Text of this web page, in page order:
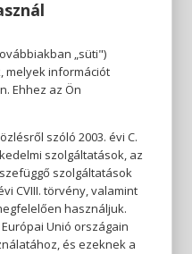
„süti")
melyek információt
Ehhez az Ön
szóló 2003. évi C.
szolgáltatások, az
szolgáltatások
CVIII. törvény, valamint
használjuk.
Unió országain
és ezeknek a